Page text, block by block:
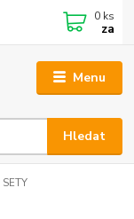
Menu
Hledat
0 ks
za
SETY